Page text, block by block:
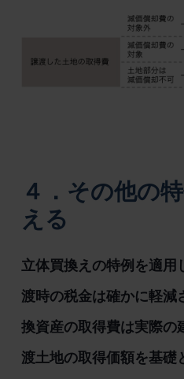
４．その他の
える
立体買換えの特例を適用
渡時の税金は確かに軽減
換資産の取得費は実際の
渡土地の取得価額を基礎